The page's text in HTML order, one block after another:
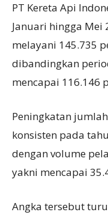
PT Kereta Api
Januari hingga Mei
melayani 145.735
dibandingkan
mencapai 116.146
Peningkatan
konsisten pada
dengan volume
yakni mencapai
Angka tersebut